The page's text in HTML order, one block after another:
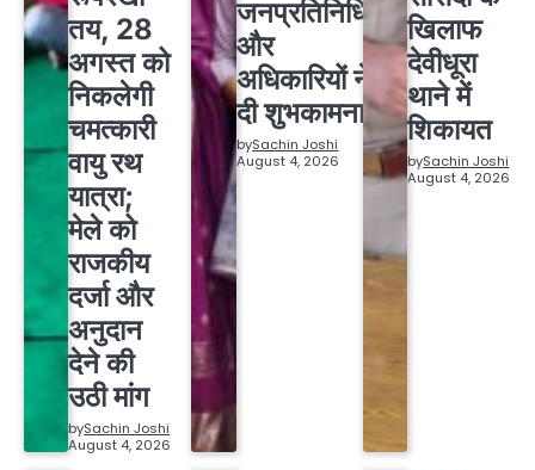
तय, 28
अगस्त को
निकलेगी
चमत्कारी
वायु रथ
यात्रा;
मेले को
राजकीय
दर्जा और
अनुदान
देने की
उठी मांग
bySachin Joshi
August 4, 2026
जनप्रतिनिधियों
और
अधिकारियों ने
दी शुभकामनाएं
bySachin Joshi
August 4, 2026
खिलाफ
देवीधूरा
थाने में
शिकायत
bySachin Joshi
August 4, 2026